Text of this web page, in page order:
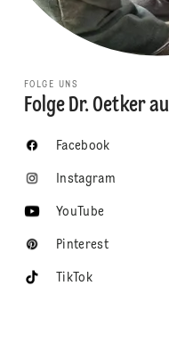
FOLGE UNS
Folge Dr. Oetker
Facebook
Instagram
YouTube
Pinterest
TikTok